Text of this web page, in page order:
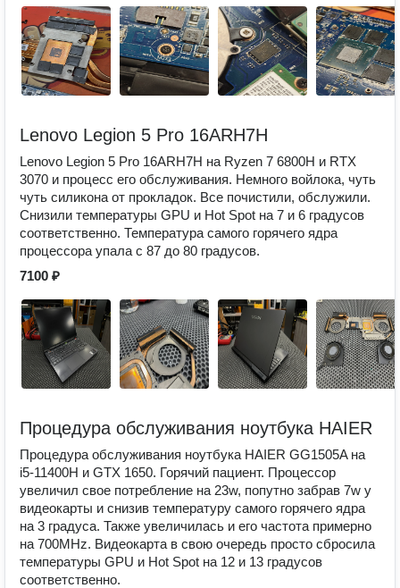
Lenovo Legion 5 Pro 16ARH7H
Lenovo Legion 5 Pro 16ARH7H на Ryzen 7 6800H и RTX
3070 и процесс его обслуживания. Немного войлока, чуть
чуть силикона от прокладок. Все почистили, обслужили.
Снизили температуры GPU и Hot Spot на 7 и 6 градусов
соответственно. Температура самого горячего ядра
процессора упала с 87 до 80 градусов.
7100 ₽
Процедура обслуживания ноутбука HAIER
Процедура обслуживания ноутбука HAIER GG1505A на
i5-11400H и GTX 1650. Горячий пациент. Процессор
увеличил свое потребление на 23w, попутно забрав 7w у
видеокарты и снизив температуру самого горячего ядра
на 3 градуса. Также увеличилась и его частота примерно
на 700MHz. Видеокарта в свою очередь просто сбросила
температуры GPU и Hot Spot на 12 и 13 градусов
соответственно.